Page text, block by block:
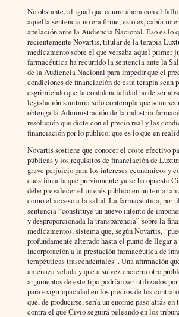
No obstante, al igual que ocurre ahora con el
aquella sentencia no era firme, esto es, cabía
apelación ante la Audiencia Nacional. Eso es lo
recientemente Novartis, titular de la terapia
medicamento sobre el que versaba aquel primer
farmacéutica ha recurrido la sentencia ante la
de la Audiencia Nacional para impedir que el
condiciones de financiación de esta terapia sean
esgrimiendo que la confidencialidad ha de ser
legislación sanitaria solo contempla que sean
obtenga la Administración de la industria
resolución que dicte con el precio real y las
financiación por lo público, que es lo que en
Novartis sostiene que conocer el coste efectivo
públicas y los requisitos de financiación de
grave perjuicio para los intereses económicos y
cuestión a la que previamente ya se ha opuesto
debe prevalecer el interés público en un tema
como el acceso a la salud. La farmacéutica, por
sentencia “constituye un nuevo intento de
y desproporcionada la transparencia” sobre la
medicamentos, sistema que, según Novartis,
profundamente alterado hasta el punto de llegar
incorporación a la prestación farmacéutica de
terapéuticas trascendentales”. Una afirmación
amenaza velada y que a su vez encierra otro
argumentos de este tipo podrían ser utilizados
para exigir opacidad en los precios de los
que, de producirse, sería un enorme paso atrás en
contra el que Civio seguirá peleando en los